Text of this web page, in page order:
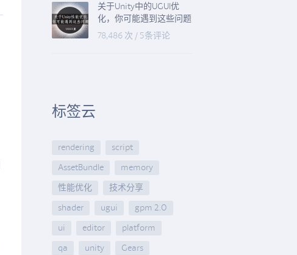
关于Unity中的UGUI优
化，你可能遇到这些问题
78,486 次 / 5条评论
标签云
rendering
script
AssetBundle
memory
性能优化
技术分享
shader
ugui
gpm 2.0
ui
editor
platform
qa
unity
Gears